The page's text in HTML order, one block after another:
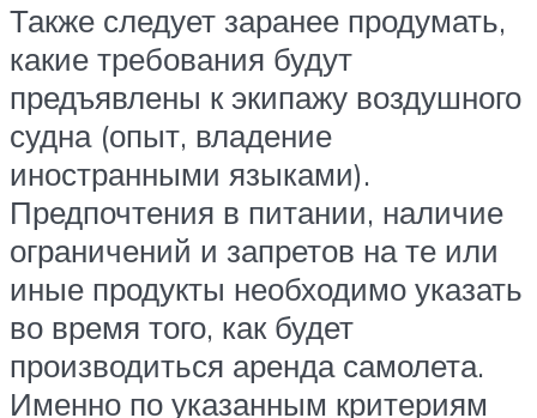
Также следует заранее продумать,
какие требования будут
предъявлены к экипажу воздушного
судна (опыт, владение
иностранными языками).
Предпочтения в питании, наличие
ограничений и запретов на те или
иные продукты необходимо указать
во время того, как будет
производиться аренда самолета.
Именно по указанным критериям